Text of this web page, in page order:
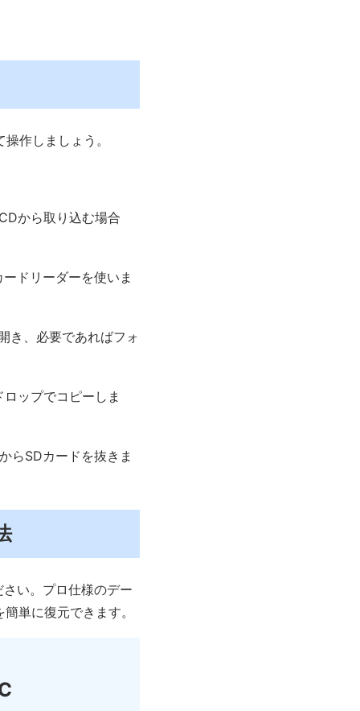
作しましょう。
から取り込む場合
ドリーダーを使いま
き、必要であればフォ
ップでコピーしま
らSDカードを抜きま
い。プロ仕様のデー
単に復元できます。